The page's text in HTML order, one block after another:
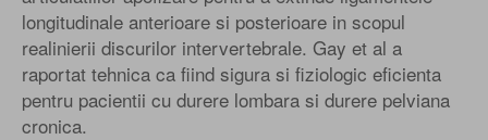
longitudinale anterioare si posterioare in scopul
realinierii discurilor intervertebrale. Gay et al a
raportat tehnica ca fiind sigura si fiziologic eficienta
pentru pacientii cu durere lombara si durere pelviana
cronica.